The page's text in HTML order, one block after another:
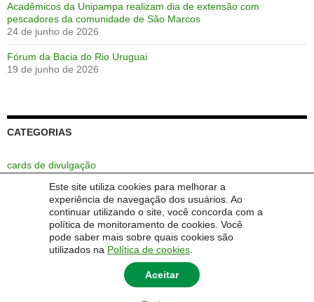
Este site utiliza cookies para melhorar a
experiência de navegação dos usuários. Ao
continuar utilizando o site, você concorda com a
política de monitoramento de cookies. Você
pode saber mais sobre quais cookies são
utilizados na Política de cookies
Aceitar
Acadêmicos da Unipampa realizam dia de extensão com
pescadores da comunidade de São Marcos
24 de junho de 2026
Fórum da Bacia do Rio Uruguai
19 de junho de 2026
CATEGORIAS
cards de divulgação
Sem categoria